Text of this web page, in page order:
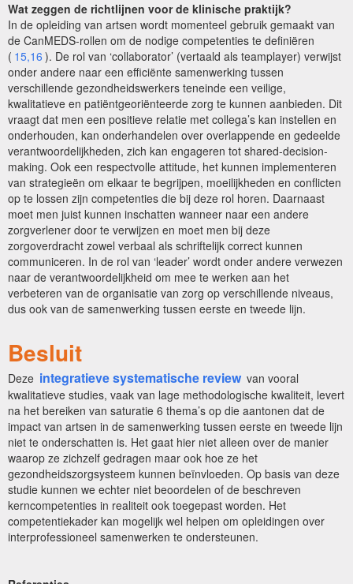
Wat zeggen de richtlijnen voor de klinische praktijk?
In de opleiding van artsen wordt momenteel gebruik gemaakt van
de CanMEDS-rollen om de nodige competenties te definiëren
( 15,16 ). De rol van ‘collaborator’ (vertaald als teamplayer) verwijst
onder andere naar een efficiënte samenwerking tussen
verschillende gezondheidswerkers teneinde een veilige,
kwalitatieve en patiëntgeoriënteerde zorg te kunnen aanbieden. Dit
vraagt dat men een positieve relatie met collega’s kan instellen en
onderhouden, kan onderhandelen over overlappende en gedeelde
verantwoordelijkheden, zich kan engageren tot shared-decision-
making. Ook een respectvolle attitude, het kunnen implementeren
van strategieën om elkaar te begrijpen, moeilijkheden en conflicten
op te lossen zijn competenties die bij deze rol horen. Daarnaast
moet men juist kunnen inschatten wanneer naar een andere
zorgverlener door te verwijzen en moet men bij deze
zorgoverdracht zowel verbaal als schriftelijk correct kunnen
communiceren. In de rol van ‘leader’ wordt onder andere verwezen
naar de verantwoordelijkheid om mee te werken aan het
verbeteren van de organisatie van zorg op verschillende niveaus,
dus ook van de samenwerking tussen eerste en tweede lijn.
Besluit
Deze integratieve systematische review van vooral
kwalitatieve studies, vaak van lage methodologische kwaliteit, levert
na het bereiken van saturatie 6 thema’s op die aantonen dat de
impact van artsen in de samenwerking tussen eerste en tweede lijn
niet te onderschatten is. Het gaat hier niet alleen over de manier
waarop ze zichzelf gedragen maar ook hoe ze het
gezondheidszorgsysteem kunnen beïnvloeden. Op basis van deze
studie kunnen we echter niet beoordelen of de beschreven
kerncompetenties in realiteit ook toegepast worden. Het
competentiekader kan mogelijk wel helpen om opleidingen over
interprofessioneel samenwerken te ondersteunen.